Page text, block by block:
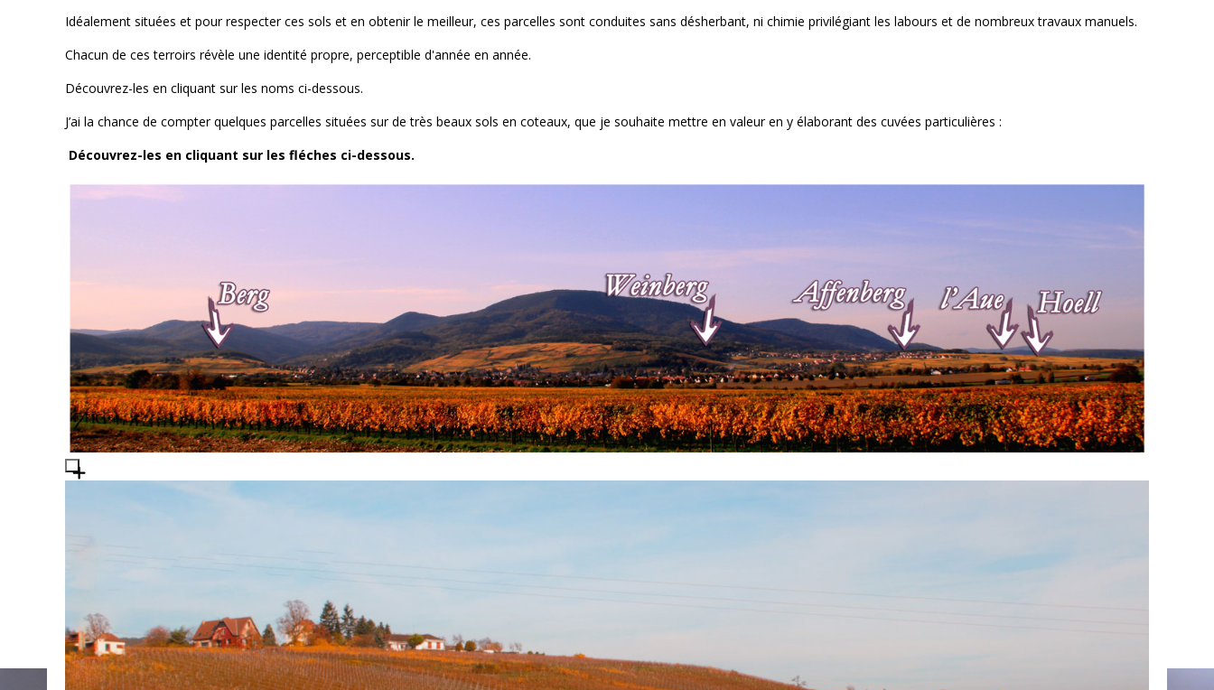
Idéalement situées et pour respecter ces sols et en obtenir le meilleur, ces parcelles sont conduites sans désherbant, ni chimie privilégiant les labours et de nombreux travaux manuels.
Chacun de ces terroirs révèle une identité propre, perceptible d'année en année.
Découvrez-les en cliquant sur les noms ci-dessous.
J’ai la chance de compter quelques parcelles situées sur de très beaux sols en coteaux, que je souhaite mettre en valeur en y élaborant des cuvées particulières :
Découvrez-les en cliquant sur les fléches ci-dessous.